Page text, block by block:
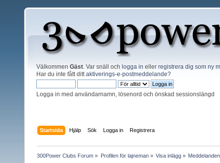
Välkommen Gäst . Var snäll och logga in eller registrera dig som ny
Har du inte fått ditt aktiverings-e-postmeddelande?
Logga in med användarnamn, lösenord och önskad sessionslängd
Startsida Hjälp Sök Logga in Registrera
300Power Clubs Forum » Profilen för lajneman» Visa inlägg» Meddelanden